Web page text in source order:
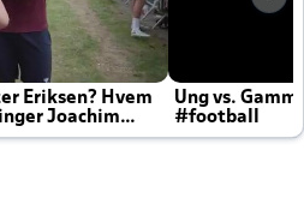
Eriksen? Hvem
Joachim
Ung vs.
#football